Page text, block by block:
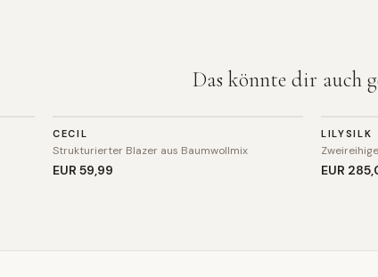
Das könnte dir auch
CECIL
Strukturierter Blazer aus Baumwollmix
EUR 59,99
BLAZER
LILYSILK
EUR 285